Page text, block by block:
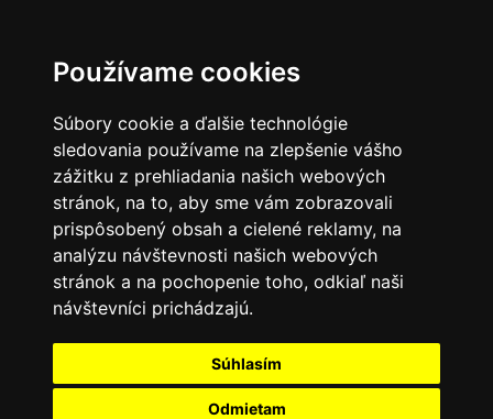
Používame cookies
Súbory cookie a ďalšie technológie
sledovania používame na zlepšenie vášho
zážitku z prehliadania našich webových
stránok, na to, aby sme vám zobrazovali
prispôsobený obsah a cielené reklamy, na
analýzu návštevnosti našich webových
stránok a na pochopenie toho, odkiaľ naši
návštevníci prichádzajú.
Súhlasím
Odmietam